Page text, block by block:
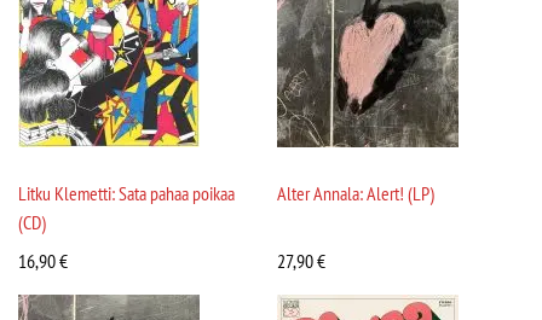
Litku Klemetti: Sata pahaa poikaa
(CD)
16,90€
Alter Annala: Alert! (LP)
27,90€